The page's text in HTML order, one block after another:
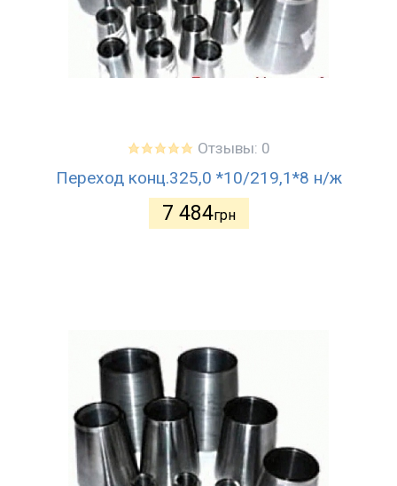
Отзывы: 0
Переход конц.325,0 *10/219,1*8 н/ж
7 484грн